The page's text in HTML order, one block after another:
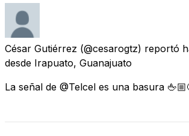
César Gutiérrez (@cesarogtz) reportó
desde Irapuato, Guanajuato
La señal de @Telcel es una basura